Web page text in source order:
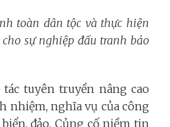
toàn dân tộc và thực hiện
sự nghiệp đấu tranh bảo
tuyên truyền nâng cao
nhiệm, nghĩa vụ của công
đảo. Củng cố niềm tin